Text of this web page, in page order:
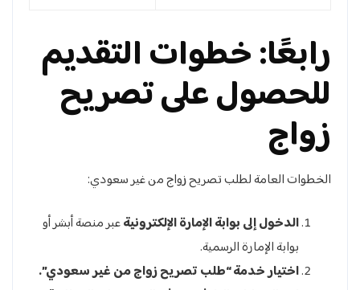
رابعًا: خطوات التقديم
للحصول على تصريح
زواج
الخطوات العامة لطلب تصريح زواج من غير سعودي:
الدخول إلى بوابة الإمارة الإلكترونيةعبر منصة أبشر أو
بوابة الإمارة الرسمية.
اختيار خدمة “طلب تصريح زواج من غير سعودي”.